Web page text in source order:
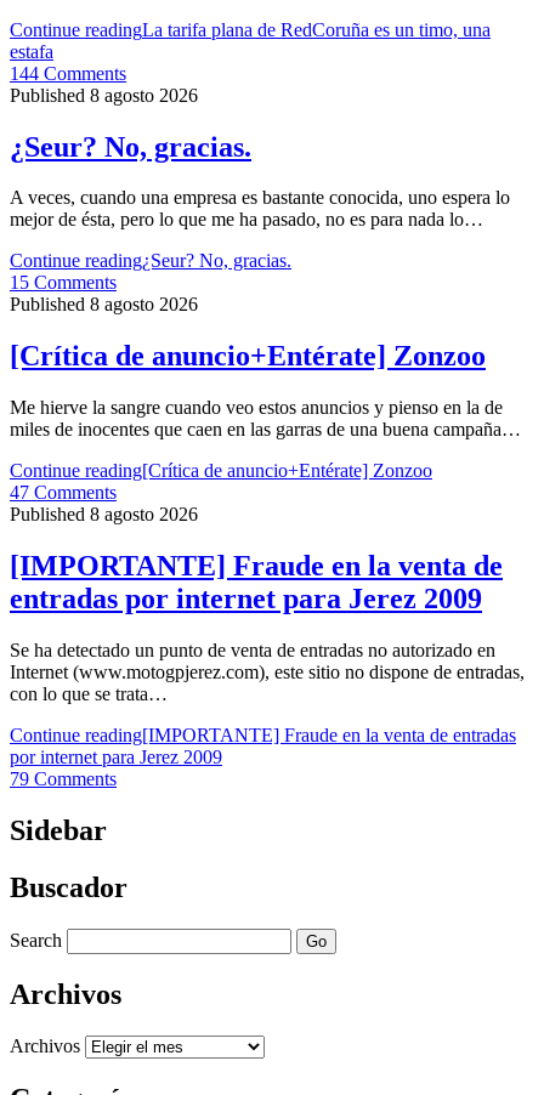
Continue readingLa tarifa plana de RedCoruña es un timo, una
estafa
144 Comments
Published 8 agosto 2026
¿Seur? No, gracias.
A veces, cuando una empresa es bastante conocida, uno espera lo
mejor de ésta, pero lo que me ha pasado, no es para nada lo…
Continue reading¿Seur? No, gracias.
15 Comments
Published 8 agosto 2026
[Crítica de anuncio+Entérate] Zonzoo
Me hierve la sangre cuando veo estos anuncios y pienso en la de
miles de inocentes que caen en las garras de una buena campaña…
Continue reading[Crítica de anuncio+Entérate] Zonzoo
47 Comments
Published 8 agosto 2026
[IMPORTANTE] Fraude en la venta de
entradas por internet para Jerez 2009
Se ha detectado un punto de venta de entradas no autorizado en
Internet (www.motogpjerez.com), este sitio no dispone de entradas,
con lo que se trata…
Continue reading[IMPORTANTE] Fraude en la venta de entradas
por internet para Jerez 2009
79 Comments
Sidebar
Buscador
Search
Archivos
Archivos